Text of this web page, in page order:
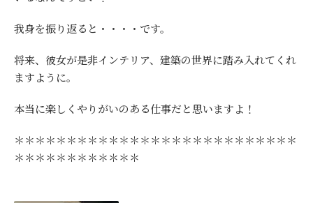
我身を振り返ると・・・・です。
将来、彼女が是非インテリア、建築の世界に踏み入れてくれ
ますように。
本当に楽しくやりがいのある仕事だと思いますよ！
＊＊＊＊＊＊＊＊＊＊＊＊＊＊＊＊＊＊＊＊＊＊＊＊＊＊＊
＊＊＊＊＊＊＊＊＊＊＊＊